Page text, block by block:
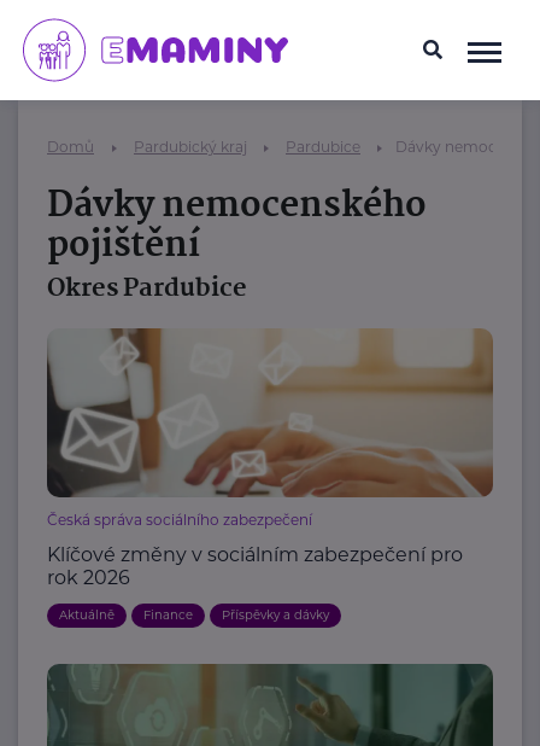
Domů Pardubický kraj Pardubice Dávky
Dávky nemocenského
pojištění
Okres Pardubice
Česká správa sociálního zabezpečení
Klíčové změny v sociálním zabezpečení pro
rok 2026
Aktuálně Finance Příspěvky a dávky